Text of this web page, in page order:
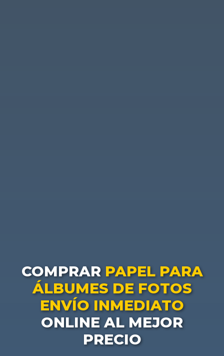
COMPRAR PAPEL PARA
ÁLBUMES DE FOTOS
ENVÍO INMEDIATO
ONLINE AL MEJOR
PRECIO